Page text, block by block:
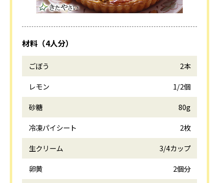
材料（4人分）
ごぼう
2本
レモン
1/2個
砂糖
80g
冷凍パイシート
2枚
生クリーム
3/4カップ
卵黄
2個分